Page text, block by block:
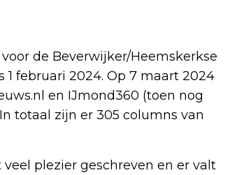
de Beverwijker/Heemskerkse
1 februari 2024. Op 7 maart 2024
en IJmond360 (toen nog
totaal zijn er 305 columns van
plezier geschreven en er valt